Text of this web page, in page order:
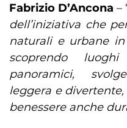
Fabrizio D’Ancona –
dell’iniziativa che
naturali e urbane
scoprendo
panoramici,
leggera e
benessere anche